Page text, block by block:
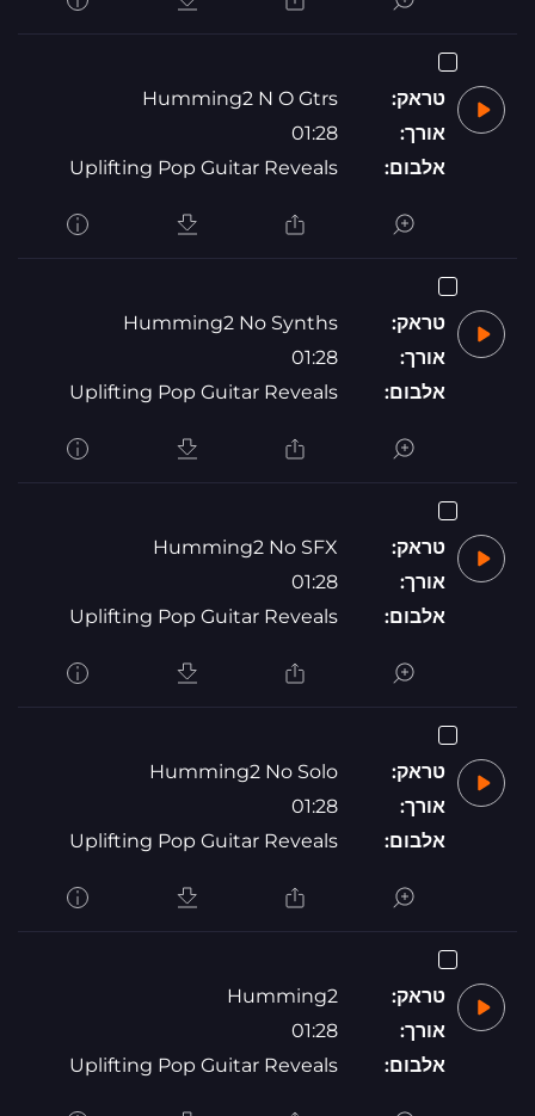
טראק:
Humming2 N O Gtrs
אורך:
01:28
אלבום:
Uplifting Pop Guitar Reveals
טראק:
Humming2 No Synths
אורך:
01:28
אלבום:
Uplifting Pop Guitar Reveals
טראק:
Humming2 No SFX
אורך:
01:28
אלבום:
Uplifting Pop Guitar Reveals
טראק:
Humming2 No Solo
אורך:
01:28
אלבום:
Uplifting Pop Guitar Reveals
טראק:
Humming2
אורך:
01:28
אלבום:
Uplifting Pop Guitar Reveals